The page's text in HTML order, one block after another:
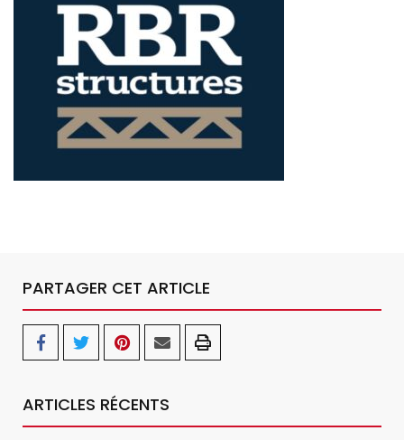
PARTAGER CET ARTICLE
ARTICLES RÉCENTS